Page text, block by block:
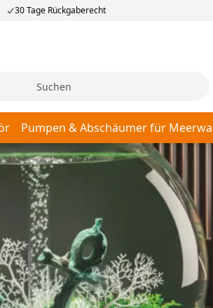
30 Tage Rückgaberecht
Pumpen & Abschäumer für